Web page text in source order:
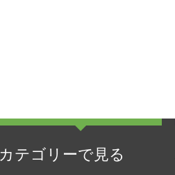
カテゴリーで見る